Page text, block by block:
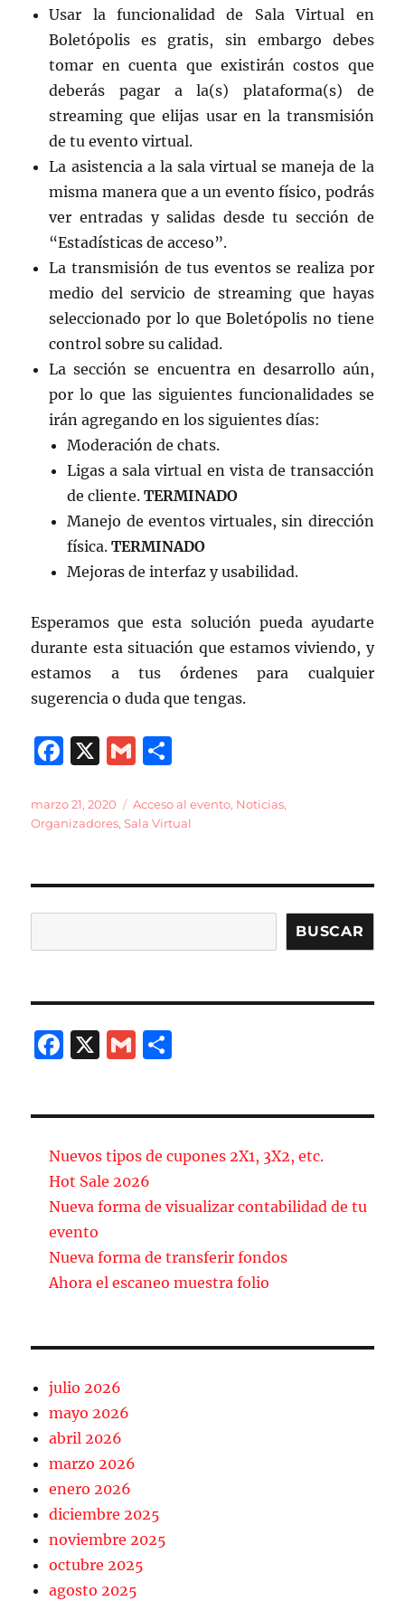
Usar la funcionalidad de Sala Virtual en
Boletópolis es gratis, sin embargo debes
tomar en cuenta que existirán costos que
deberás pagar a la(s) plataforma(s) de
streaming que elijas usar en la transmisión
de tu evento virtual.
La asistencia a la sala virtual se maneja de la
misma manera que a un evento físico, podrás
ver entradas y salidas desde tu sección de
“Estadísticas de acceso”.
La transmisión de tus eventos se realiza por
medio del servicio de streaming que hayas
seleccionado por lo que Boletópolis no tiene
control sobre su calidad.
La sección se encuentra en desarrollo aún,
por lo que las siguientes funcionalidades se
irán agregando en los siguientes días:
Moderación de chats.
Ligas a sala virtual en vista de transacción
de cliente.TERMINADO
Manejo de eventos virtuales, sin dirección
física.TERMINADO
Mejoras de interfaz y usabilidad.
Esperamos que esta solución pueda ayudarte
durante esta situación que estamos viviendo, y
estamos a tus órdenes para cualquier
sugerencia o duda que tengas.
F
c
e
o
o
k
X
G
ai
l
m
p
rt
ir
Publicado
el
marzo 21, 2020 Categorías
Acceso al evento, Noticias,
Organizadores,Sala Virtual
BUSCAR
F
b
o
o
k
X
G
a
ir
Nuevos tipos de cupones 2X1, 3X2, etc.
Hot Sale 2026
Nueva forma de visualizar contabilidad de tu
evento
Nueva forma de transferir fondos
Ahora el escaneo muestra folio
julio 2026
mayo 2026
abril 2026
marzo 2026
enero 2026
diciembre 2025
noviembre 2025
octubre 2025
agosto 2025